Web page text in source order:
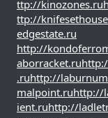
ttp://kinozones.ru
ttp://
edgestate.ru
http://
aborracket.ru
.ruhttp://
malpoint.ruhttp://
ient.ruhttp://